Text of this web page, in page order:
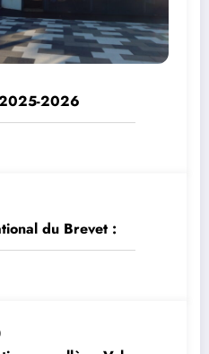
2026
du Brevet :